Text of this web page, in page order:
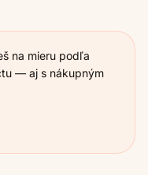
na mieru podľa
— aj s nákupným